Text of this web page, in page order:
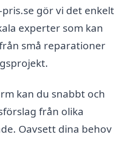
gör vi det enkelt
experter som kan
små reparationer
kan du snabbt och
från olika
Oavsett dina behov